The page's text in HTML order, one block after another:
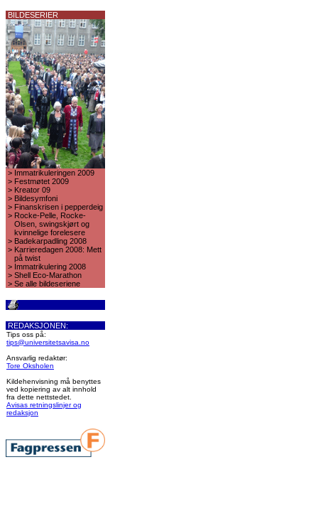
BILDESERIER
> Immatrikuleringen 2009
> Festmøtet 2009
> Kreator 09
> Bildesymfoni
> Finanskrisen i pepperdeig
> Rocke-Pelle, Rocke-
Olsen, swingskjørt og
kvinnelige forelesere
> Badekarpadling 2008
> Karrieredagen 2008: Mett
på twist
> Immatrikulering 2008
> Shell Eco-Marathon
> Se alle bildeseriene
REDAKSJONEN:
Tips oss på:
tips@universitetsavisa.no
Ansvarlig redaktør:
Tore Oksholen
Kildehenvisning må benyttes
ved kopiering av alt innhold
fra dette nettstedet.
Avisas retningslinjer og
redaksjon